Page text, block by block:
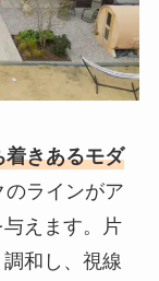
着きあるモダ
ラインがア
えます。片
和し、視線